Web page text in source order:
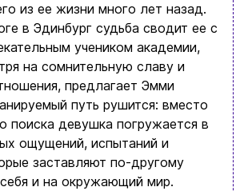
из ее жизни много лет назад.
в Эдинбург судьба сводит ее с
учеником академии,
на сомнительную славу и
предлагает Эмми
путь рушится: вместо
поиска девушка погружается в
ощущений, испытаний и
заставляют по-другому
и на окружающий мир.
Новости и статьи
и обмен товаров
конфиденциальности
Контакты
+380996393746
сейчас пуста
нашего магазина и
найдете что-нибудь
интересное